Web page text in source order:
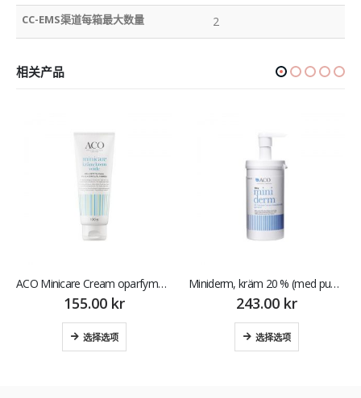
CC-EMS渠道每箱最大数量 2
相关产品
ACO Minicare Cream oparfymerad 100 g
155.00 kr
选择选项
Miniderm, kräm 20 % (med pump) 500 gr 润肤乳
243.00 kr
选择选项